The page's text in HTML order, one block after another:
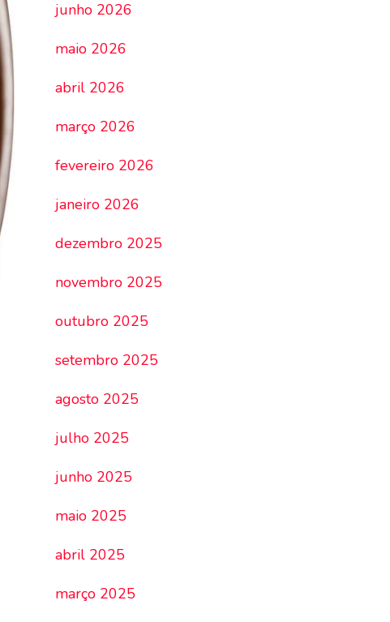
junho 2026
maio 2026
abril 2026
março 2026
fevereiro 2026
janeiro 2026
dezembro 2025
novembro 2025
outubro 2025
setembro 2025
agosto 2025
julho 2025
junho 2025
maio 2025
abril 2025
março 2025